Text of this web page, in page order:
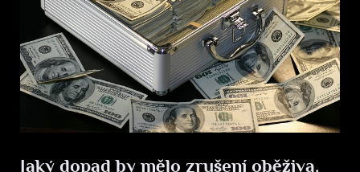
Jaký dopad by mělo zrušení oběživa,